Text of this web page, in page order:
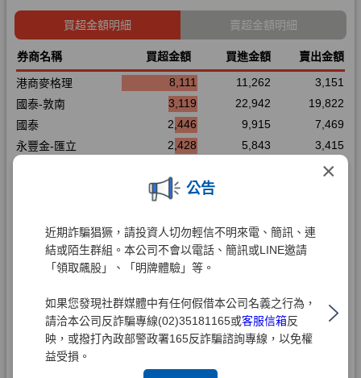
×
公告
近期詐騙猖獗，請投資人切勿輕信不明來電、簡訊、連
結或陌生群組。本公司不會以電話、簡訊或LINE邀請
「領取飆股」、「明牌體驗」等。
如果您發現社群媒體中有任何假借本公司名義之行為，
請洽本公司反詐騙專線(02)35181165或客服信箱反
映，或撥打內政部警政署165反詐騙諮詢專線，以免權
益受損。